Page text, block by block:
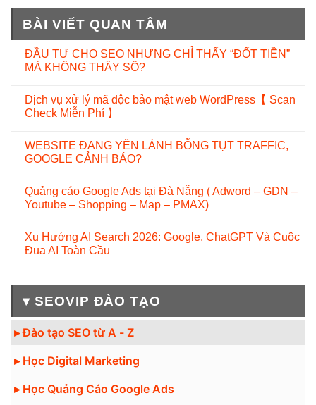
BÀI VIẾT QUAN TÂM
ĐẦU TƯ CHO SEO NHƯNG CHỈ THẤY “ĐỐT TIỀN”
MÀ KHÔNG THẤY SỐ?
Dịch vụ xử lý mã độc bảo mật web WordPress【 Scan
Check Miễn Phí 】
WEBSITE ĐANG YÊN LÀNH BỖNG TỤT TRAFFIC,
GOOGLE CẢNH BÁO?
Quảng cáo Google Ads tại Đà Nẵng ( Adword – GDN –
Youtube – Shopping – Map – PMAX)
Xu Hướng AI Search 2026: Google, ChatGPT Và Cuộc
Đua AI Toàn Cầu
▾ SEOVIP ĐÀO TẠO
▸ Đào tạo SEO từ A - Z
▸ Học Digital Marketing
▸ Học Quảng Cáo Google Ads